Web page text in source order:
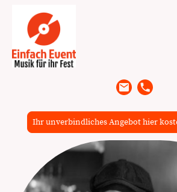
Ihr unverbindliches Angebot hier